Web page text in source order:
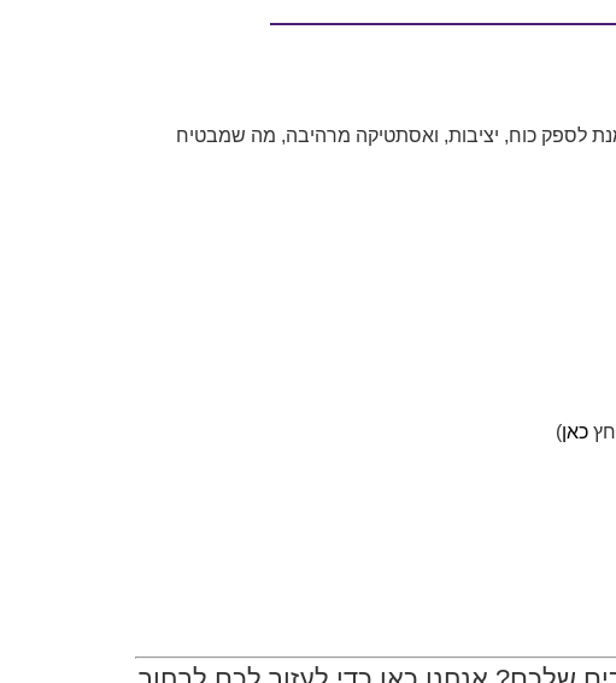
לספק כוח, יציבות, ואסתטיקה מרהיבה, מה שמבטיח
כאן)